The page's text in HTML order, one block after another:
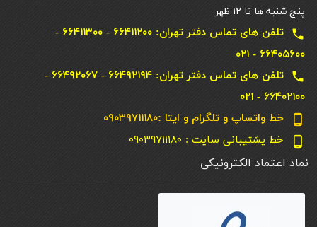
پنج شنبه ها تا ۱۲ ظهر
local_phone
تلفن های تماس دفتر تهران: ۶۶۴۱۱۲۰۰ - ۶۶۴۱۱۳۰۰ -
۶۶۴۰۵۶۰۰ - ۰۲۱
local_phone
تلفن های تماس دفتر تهران: ۶۶۴۹۲۱۹۴ - ۶۶۴۹۲۰۶۷ -
۶۶۴۰۲۱۰۰ - ۰۲۱
phone_android خط واتساپ و تلگرام و ایتا :۰۹۰۳۹۷۱۱۱۸۰
phone_android خط پشتیبانی سایت : ۰۹۰۳۹۷۱۱۱۸۰
نماد اعتماد الکترونیکی